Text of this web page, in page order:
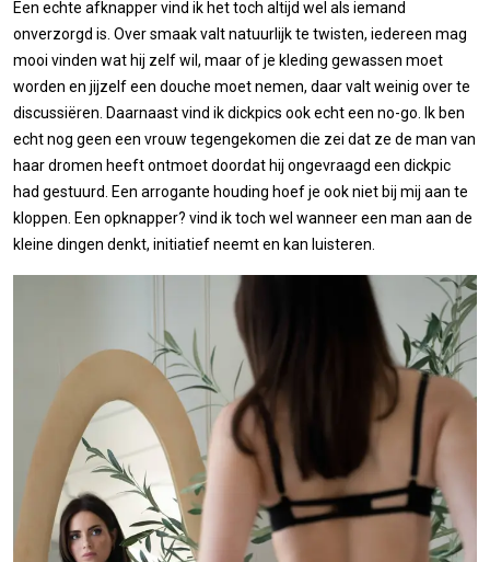
Een echte afknapper vind ik het toch altijd wel als iemand
onverzorgd is. Over smaak valt natuurlijk te twisten, iedereen mag
mooi vinden wat hij zelf wil, maar of je kleding gewassen moet
worden en jijzelf een douche moet nemen, daar valt weinig over te
discussiëren. Daarnaast vind ik dickpics ook echt een no-go. Ik ben
echt nog geen een vrouw tegengekomen die zei dat ze de man van
haar dromen heeft ontmoet doordat hij ongevraagd een dickpic
had gestuurd. Een arrogante houding hoef je ook niet bij mij aan te
kloppen. Een opknapper? vind ik toch wel wanneer een man aan de
kleine dingen denkt, initiatief neemt en kan luisteren.